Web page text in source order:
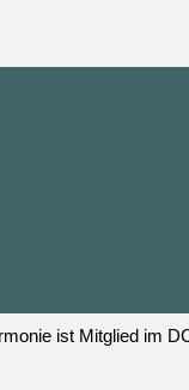
ist Mitglied im